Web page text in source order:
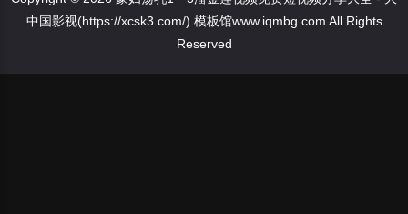
中国影视(https://xcsk3.com/) 模板馆www.iqmbg.com All Rights
Reserved